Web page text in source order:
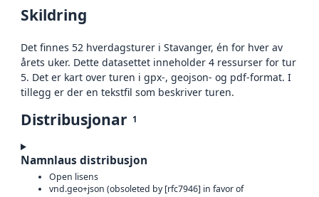
Skildring
Det finnes 52 hverdagsturer i Stavanger, én for hver av
årets uker. Dette datasettet inneholder 4 ressurser for tur
5. Det er kart over turen i gpx-, geojson- og pdf-format. I
tillegg er der en tekstfil som beskriver turen.
Distribusjonar 1
Namnlaus distribusjon
Open lisens
vnd.geo+json (obsoleted by [rfc7946] in favor of